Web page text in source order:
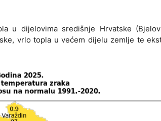
u dijelovima središnje Hrvatske
vrlo topla u većem dijelu zemlje te